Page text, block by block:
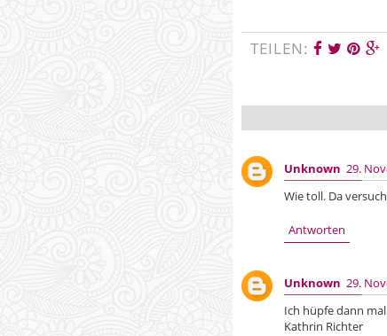
TEILEN:
Unknown 29.
Wie toll. Da
Antworten
Unknown 29.
Ich hüpfe dann
Kathrin Richter